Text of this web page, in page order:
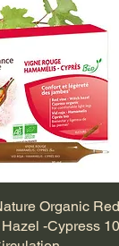
PodglądOrganic Red
-Cypress 10